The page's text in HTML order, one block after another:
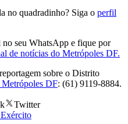
no quadradinho? Siga o perfil
seu WhatsApp e fique por
de notícias do Metrópoles DF.
sobre o Distrito
DF: (61) 9119-8884.
Twitter